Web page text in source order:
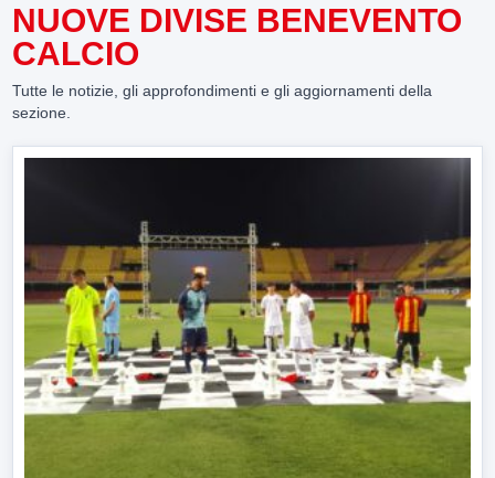
NUOVE DIVISE BENEVENTO
CALCIO
Tutte le notizie, gli approfondimenti e gli aggiornamenti della
sezione.